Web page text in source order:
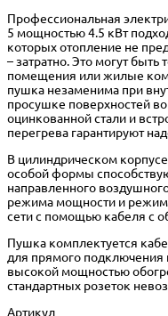
Профессиональная
5 мощностью 4.5 кВт
которых отопление не
– затратно. Это могут
помещения или жилые
пушка незаменима при
просушке поверхностей
оцинкованной стали и
перегрева гарантируют
В цилиндрическом
особой формы
направленного
режима мощности и режим
сети с помощью кабеля с
Пушка комплектуется
для прямого подключения
высокой мощностью
стандартных розеток
Артикул